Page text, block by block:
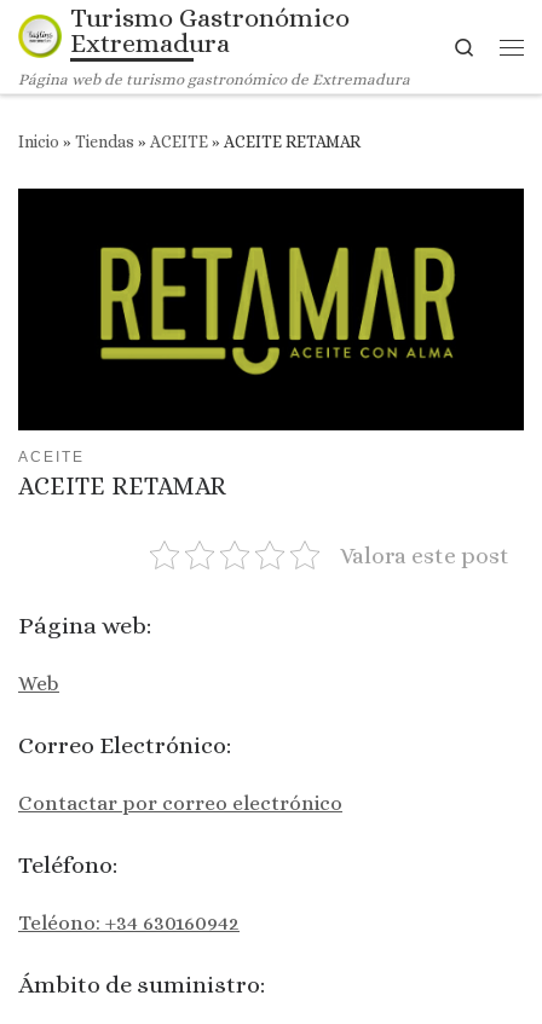
Saltar al contenido
Turismo Gastronómico
Extremadura
Página web de turismo gastronómico de Extremadura
Search
Inicio » Tiendas » ACEITE» ACEITE RETAMAR
ACEITE
ACEITE RETAMAR
Valora este post
Página web:
Web
Correo Electrónico:
Contactar por correo electrónico
Teléfono:
Teléono: +34 630160942
Ámbito de suministro: